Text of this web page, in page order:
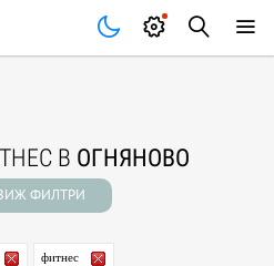
В ОГНЯНОВО
ФИЛТРИ
фитнес